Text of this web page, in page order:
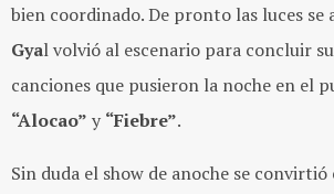
bien coordinado. De pronto las luces se
Gyal volvió al escenario para concluir
canciones que pusieron la noche en el
“Alocao” y “Fiebre”.
Sin duda el show de anoche se